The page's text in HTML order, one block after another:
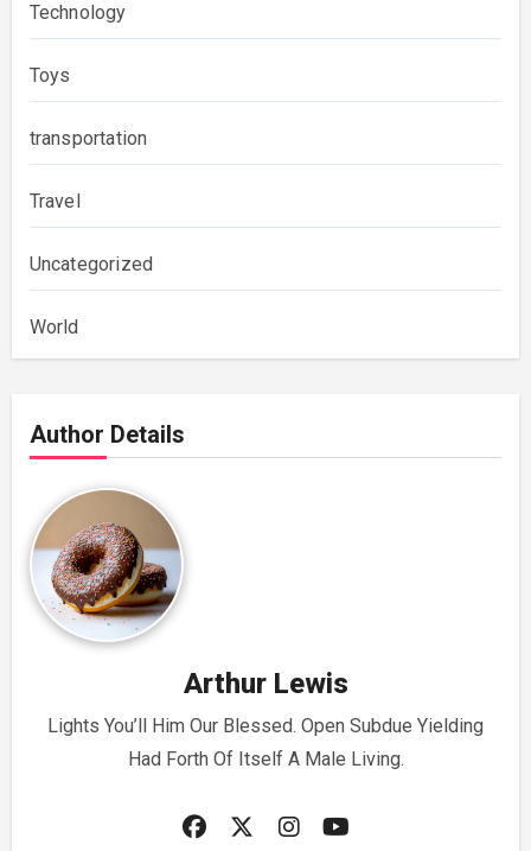
Technology
Toys
transportation
Travel
Uncategorized
World
Author Details
Arthur Lewis
Lights You’ll Him Our Blessed. Open Subdue Yielding
Had Forth Of Itself A Male Living.